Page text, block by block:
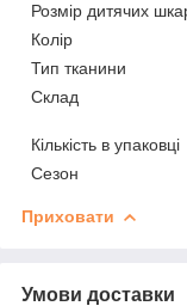
Розмір дитячих
Колір
Тип тканини
Склад
Кількість в упаковці
Сезон
Приховати
Умови доставки